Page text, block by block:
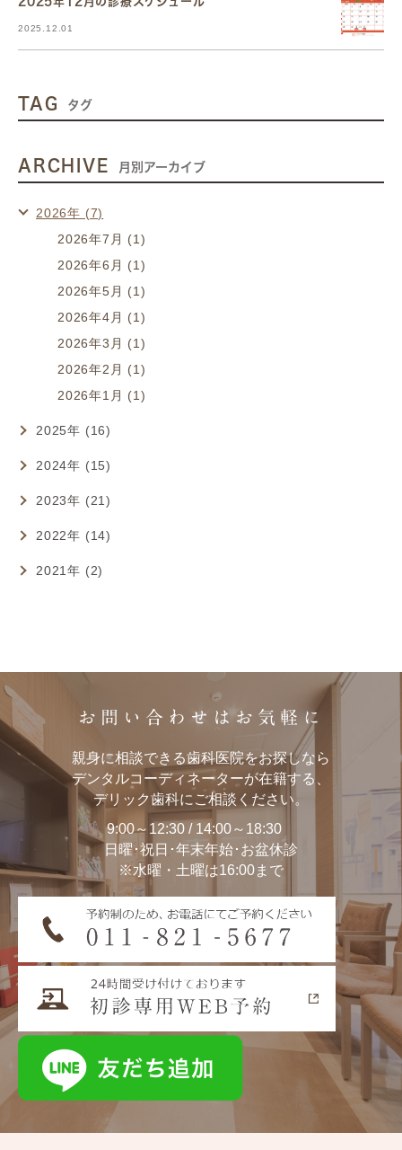
2025.12.01
TAG タグ
ARCHIVE 月別アーカイブ
2026年 (7)
2026年7月 (1)
2026年6月 (1)
2026年5月 (1)
2026年4月 (1)
2026年3月 (1)
2026年2月 (1)
2026年1月 (1)
2025年 (16)
2024年 (15)
2023年 (21)
2022年 (14)
2021年 (2)
お問い合わせはお気軽に
親身に相談できる歯科医院をお探しなら
デンタルコーディネーターが在籍する、
デリック歯科にご相談ください。
9:00～12:30 / 14:00～18:30
日曜･祝日･年末年始･お盆休診
※水曜・土曜は16:00まで